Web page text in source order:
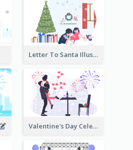
Letter To Santa Illustration
Valentine's Day Celebration